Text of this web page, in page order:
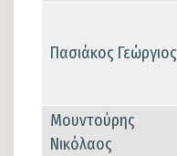
Πασιάκος Γεώργιος
Μουντούρης
Νικόλαος